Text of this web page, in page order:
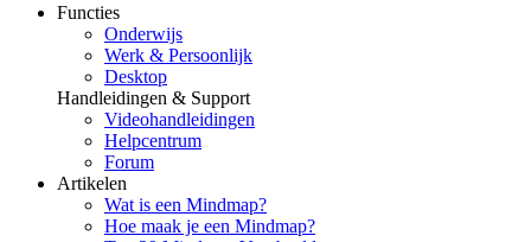
Functies
Onderwijs
Werk & Persoonlijk
Desktop
Handleidingen & Support
Videohandleidingen
Helpcentrum
Forum
Artikelen
Wat is een Mindmap?
Hoe maak je een Mindmap?